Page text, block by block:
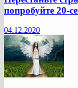
попробуйте 20-
04.12.2020